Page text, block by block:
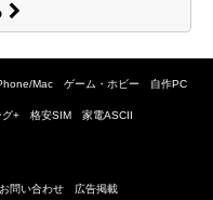
Mac ゲーム・ホビー 自作PC
グ+ 格安SIM 家電ASCII
お問い合わせ 広告掲載